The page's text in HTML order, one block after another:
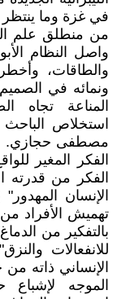
في غزة وما
من منطلق علم
واصل النظام
والطاقات،
ونمائه في
المناعة تجاه
استخلاص
مصطفى حجازي.
الفكر المغير
الفكر من قدرته
تهميش الأفراد
بالتفكير من
للانفعالات
الإنساني ذاته
الموجه